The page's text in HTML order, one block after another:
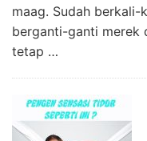
maag. Sudah
berganti-ganti merek
tetap …